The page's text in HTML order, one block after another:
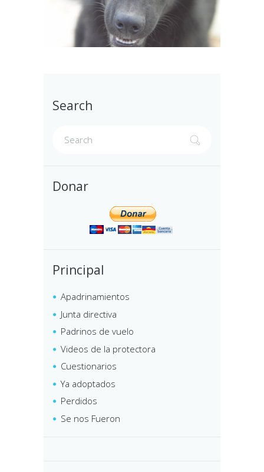
Search
Donar
Principal
Apadrinamientos
Junta directiva
Padrinos de vuelo
Videos de la protectora
Cuestionarios
Ya adoptados
Perdidos
Se nos Fueron